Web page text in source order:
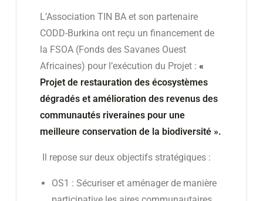
L’Association TIN BA et son partenaire
CODD-Burkina ont reçu un financement de
la FSOA (Fonds des Savanes Ouest
Africaines) pour l’exécution du Projet : «
Projet de restauration des écosystèmes
dégradés et amélioration des revenus des
communautés riveraines pour une
meilleure conservation de la biodiversité ».
Il repose sur deux objectifs stratégiques :
OS1 : Sécuriser et aménager de manière